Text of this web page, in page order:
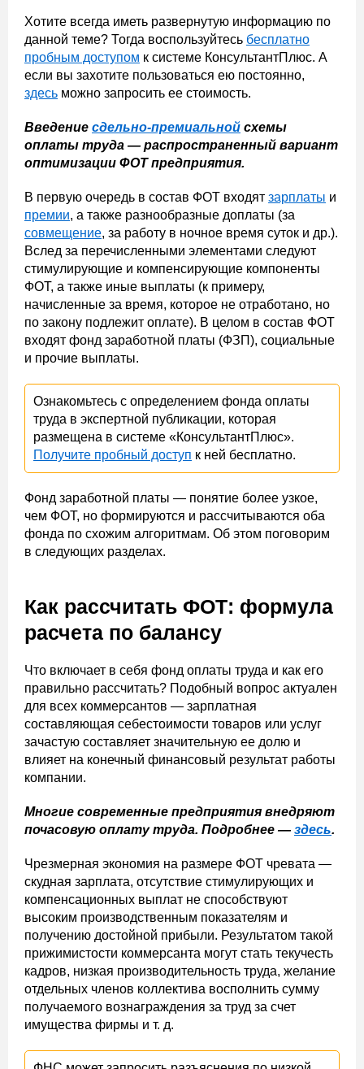
Хотите всегда иметь развернутую информацию по
данной теме? Тогда воспользуйтесь бесплатно
пробным доступом к системе КонсультантПлюс. А
если вы захотите пользоваться ею постоянно,
здесь можно запросить ее стоимость.
Введение сдельно-премиальной схемы
оплаты труда — распространенный вариант
оптимизации ФОТ предприятия.
В первую очередь в состав ФОТ входят зарплаты и
премии, а также разнообразные доплаты (за
совмещение, за работу в ночное время суток и др.).
Вслед за перечисленными элементами следуют
стимулирующие и компенсирующие компоненты
ФОТ, а также иные выплаты (к примеру,
начисленные за время, которое не отработано, но
по закону подлежит оплате). В целом в состав ФОТ
входят фонд заработной платы (ФЗП), социальные
и прочие выплаты.
Ознакомьтесь с определением фонда оплаты
труда в экспертной публикации, которая
размещена в системе «КонсультантПлюс».
Получите пробный доступ к ней бесплатно.
Фонд заработной платы — понятие более узкое,
чем ФОТ, но формируются и рассчитываются оба
фонда по схожим алгоритмам. Об этом поговорим
в следующих разделах.
Как рассчитать ФОТ: формула
расчета по балансу
Что включает в себя фонд оплаты труда и как его
правильно рассчитать? Подобный вопрос актуален
для всех коммерсантов — зарплатная
составляющая себестоимости товаров или услуг
зачастую составляет значительную ее долю и
влияет на конечный финансовый результат работы
компании.
Многие современные предприятия внедряют
почасовую оплату труда. Подробнее — здесь.
Чрезмерная экономия на размере ФОТ чревата —
скудная зарплата, отсутствие стимулирующих и
компенсационных выплат не способствуют
высоким производственным показателям и
получению достойной прибыли. Результатом такой
прижимистости коммерсанта могут стать текучесть
кадров, низкая производительность труда, желание
отдельных членов коллектива восполнить сумму
получаемого вознаграждения за труд за счет
имущества фирмы и т. д.